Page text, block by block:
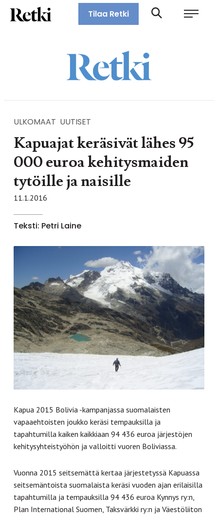
Siirry
suoraan
Retki-lehti
Tilaa Retki
ULKOMAAT UUTISET
Kapuajat keräsivät lähes 95
000 euroa kehitysmaiden
tytöille ja naisille
11.1.2016
Teksti: Petri Laine
Kapua 2015 Bolivia -kampanjassa suomalaisten
vapaaehtoisten joukko keräsi tempauksilla ja
tapahtumilla kaiken kaikkiaan 94 436 euroa järjestöjen
kehitysyhteistyöhön ja valloitti vuoren Boliviassa.
Vuonna 2015 seitsemättä kertaa järjestetyssä Kapuassa
seitsemäntoista suomalaista keräsi vuoden ajan erilaisilla
tapahtumilla ja tempauksilla 94 436 euroa Kynnys ry:n,
Plan International Suomen, Taksvärkki ry:n ja Väestöliiton